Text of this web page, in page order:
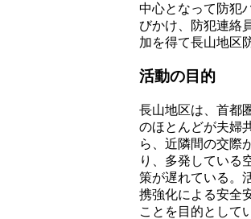
中心となって防犯
びかけ、防犯連絡
加を得て長山地区
活動の目的
長山地区は、首都
のほとんどが夫婦
ら、近隣間の交際
り、多発している
策が遅れている。
携強化による安全
ことを目的として